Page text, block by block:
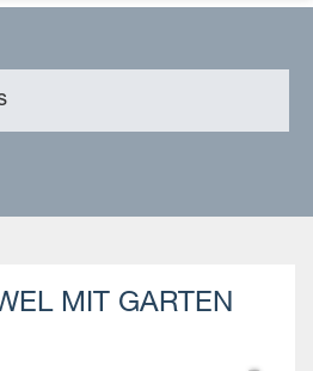
MIT GARTEN